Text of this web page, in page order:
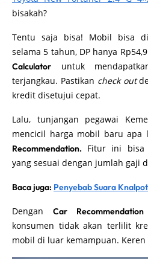
bisakah?
Tentu saja bisa! Mobil bisa
selama 5 tahun, DP hanya
Calculator untuk
terjangkau. Pastikan check out
kredit disetujui cepat.
Lalu, tunjangan pegawai
mencicil harga mobil baru apa
Recommendation. Fitur ini bisa
yang sesuai dengan jumlah gaji
Baca juga: Penyebab Suara
Dengan Car Recommendation
konsumen tidak akan terlilit
mobil di luar kemampuan. Keren